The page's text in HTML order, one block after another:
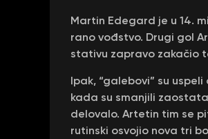
Martin Edegard je u 14.
rano vođstvo. Drugi gol
stativu zapravo zakačio
Ipak, “galebovi” su
kada su smanjili
delovalo. Artetin tim se
rutinski osvojio nova tri